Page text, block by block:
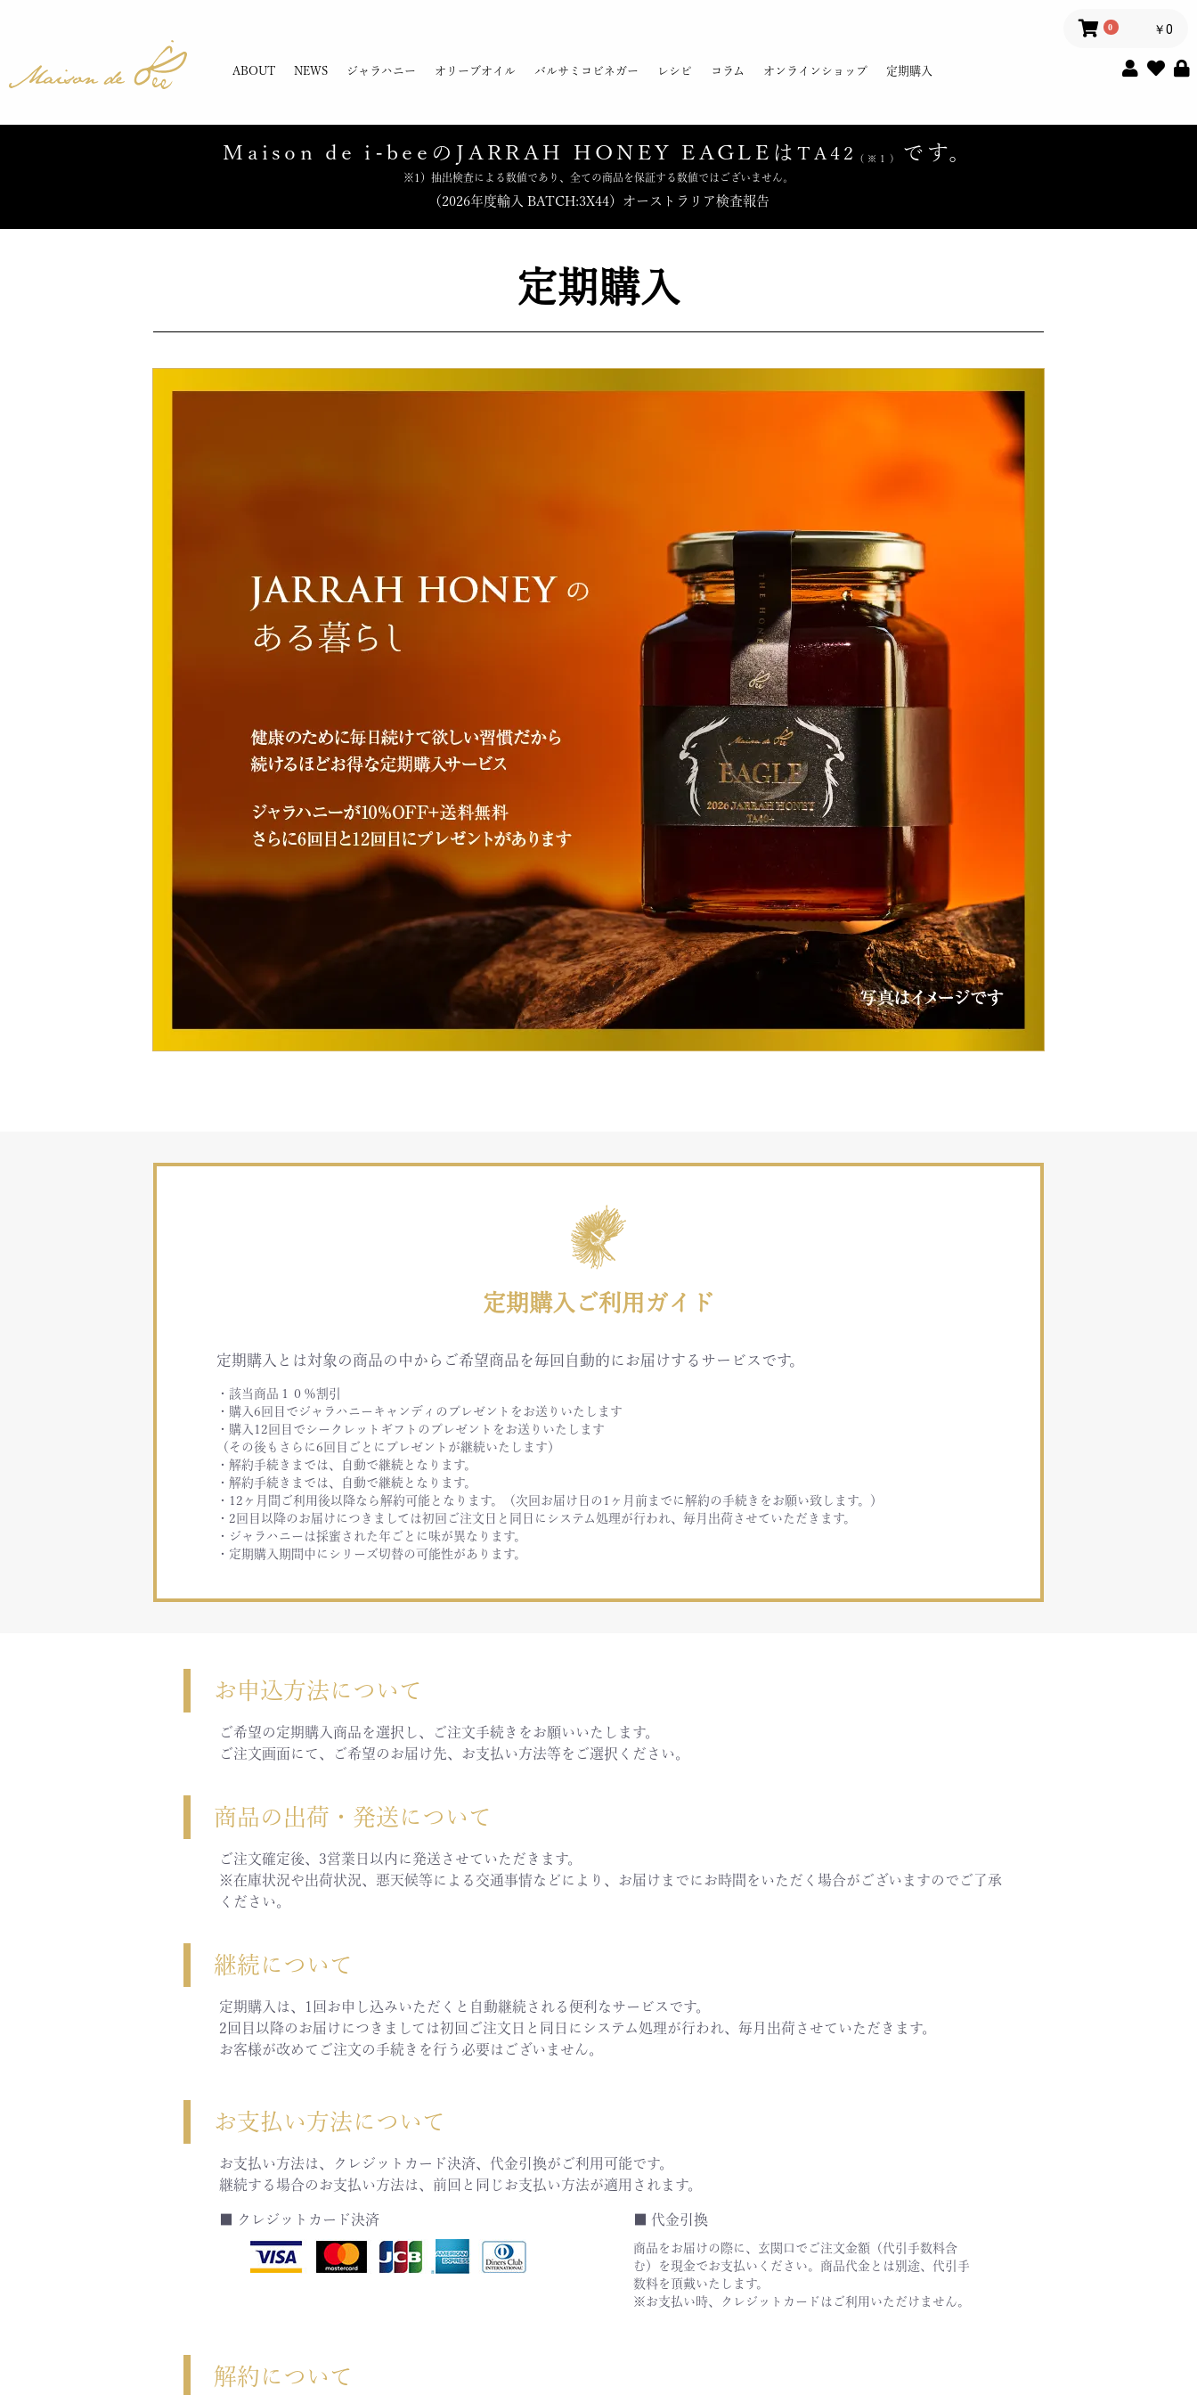
0 ￥0
ABOUT NEWS ジャラハニー オリーブオイル バルサミコビネガー レシピ コラム オンラインショップ 定期購入
Maison de i-beeの JARRAH HONEY EAGLEはTA42 です。
※1）抽出検査による数値であり、全ての商品を保証する数値ではございません。
（2026年度輸入 BATCH:3X44）オーストラリア検査報告
定期購入
定期購入ご利用ガイド
定期購入とは対象の商品の中からご希望商品を毎回自動的にお届けするサービスです。
・該当商品１０％割引
・購入6回目でジャラハニーキャンディのプレゼントをお送りいたします
・購入12回目でシークレットギフトのプレゼントをお送りいたします
（その後もさらに6回目ごとにプレゼントが継続いたします）
・解約手続きまでは、自動で継続となります。
・解約手続きまでは、自動で継続となります。
・12ヶ月間ご利用後以降なら解約可能となります。（次回お届け日の1ヶ月前までに解約の手続きをお願い致します。）
・2回目以降のお届けにつきましては初回ご注文日と同日にシステム処理が行われ、毎月出荷させていただきます。
・ジャラハニーは採蜜された年ごとに味が異なります。
・定期購入期間中にシリーズ切替の可能性があります。
お申込方法について
ご希望の定期購入商品を選択し、ご注文手続きをお願いいたします。
ご注文画面にて、ご希望のお届け先、お支払い方法等をご選択ください。
商品の出荷・発送について
ご注文確定後、3営業日以内に発送させていただきます。
※在庫状況や出荷状況、悪天候等による交通事情などにより、お届けまでにお時間をいただく場合がございますのでご了承
ください。
継続について
定期購入は、1回お申し込みいただくと自動継続される便利なサービスです。
2回目以降のお届けにつきましては初回ご注文日と同日にシステム処理が行われ、毎月出荷させていただきます。
お客様が改めてご注文の手続きを行う必要はございません。
お支払い方法について
お支払い方法は、クレジットカード決済、代金引換がご利用可能です。
継続する場合のお支払い方法は、前回と同じお支払い方法が適用されます。
■ クレジットカード決済 ■ 代金引換
商品をお届けの際に、玄関口でご注文金額（代引手数料含
む）を現金でお支払いください。商品代金とは別途、代引手
数料を頂戴いたします。
※お支払い時、クレジットカードはご利用いただけません。
解約について